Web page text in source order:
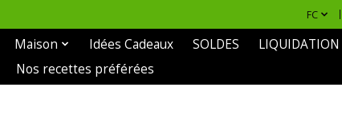
FC
Maison Idées Cadeaux SOLDES
LIQUIDATION
Nos recettes préférées